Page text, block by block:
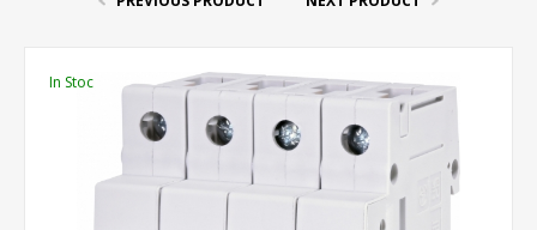
In Stoc